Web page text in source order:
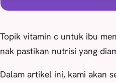
Topik vitamin c untuk ibu
nak pastikan nutrisi yang
Dalam artikel ini, kami akan